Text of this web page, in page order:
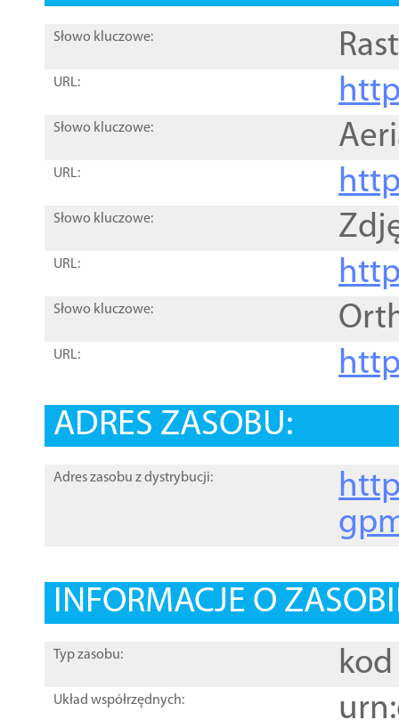
Słowo kluczowe:
URL:
Słowo kluczowe:
URL:
Słowo kluczowe:
URL:
Słowo kluczowe:
URL:
ADRES ZASOBU:
Adres zasobu z dystrybucji:
INFORMACJE O
Typ zasobu: kod
Układ współrzędnych: